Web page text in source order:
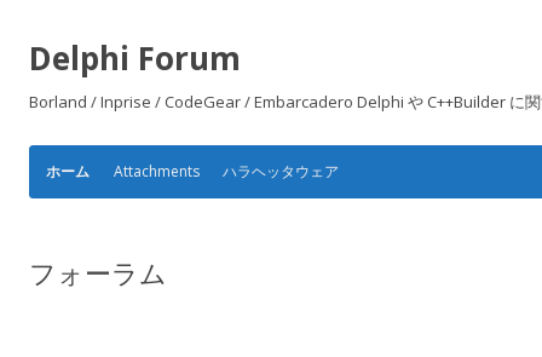
Delphi Forum
Borland / Inprise / CodeGear / Embarcadero Delphi や C++Builder に
ホーム Attachments ハラヘッタウェア
フォーラム